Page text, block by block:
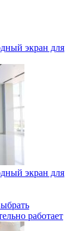
экран для
экран для
работает